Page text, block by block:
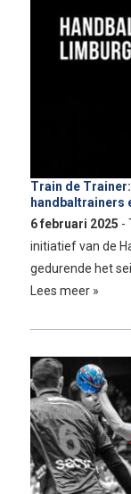
Train de
handbaltrainers
6 februari 2025 -
initiatief van de
gedurende het
Lees meer »